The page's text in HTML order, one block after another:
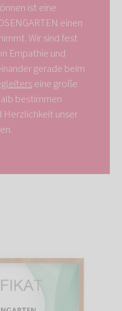
ist eine
einen
Wir sind fest
Empathie und
gerade beim
eine große
bestimmen
Herzlichkeit unser